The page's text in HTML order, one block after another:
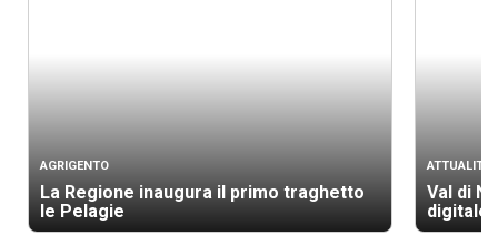
AGRIGENTO
La Regione inaugura il primo traghetto
le Pelagie
ATTUALITÀ
Val di
digitale